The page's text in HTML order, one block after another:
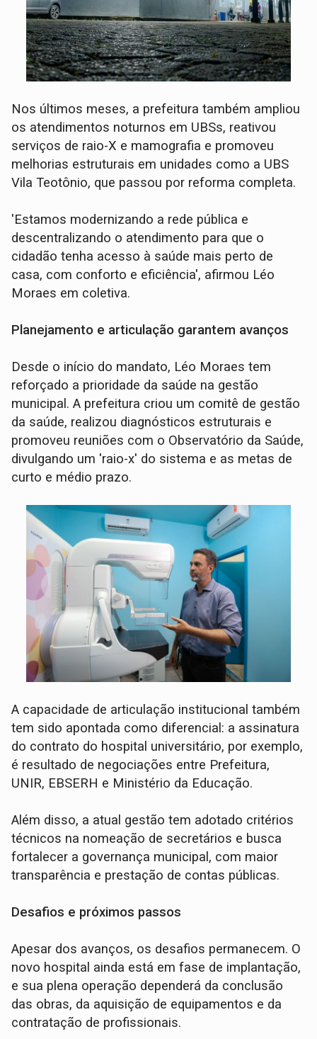
Nos últimos meses, a prefeitura também ampliou
os atendimentos noturnos em UBSs, reativou
serviços de raio-X e mamografia e promoveu
melhorias estruturais em unidades como a UBS
Vila Teotônio, que passou por reforma completa.
'Estamos modernizando a rede pública e
descentralizando o atendimento para que o
cidadão tenha acesso à saúde mais perto de
casa, com conforto e eficiência', afirmou Léo
Moraes em coletiva.
Planejamento e articulação garantem avanços
Desde o início do mandato, Léo Moraes tem
reforçado a prioridade da saúde na gestão
municipal. A prefeitura criou um comitê de gestão
da saúde, realizou diagnósticos estruturais e
promoveu reuniões com o Observatório da Saúde,
divulgando um 'raio-x' do sistema e as metas de
curto e médio prazo.
A capacidade de articulação institucional também
tem sido apontada como diferencial: a assinatura
do contrato do hospital universitário, por exemplo,
é resultado de negociações entre Prefeitura,
UNIR, EBSERH e Ministério da Educação.
Além disso, a atual gestão tem adotado critérios
técnicos na nomeação de secretários e busca
fortalecer a governança municipal, com maior
transparência e prestação de contas públicas.
Desafios e próximos passos
Apesar dos avanços, os desafios permanecem. O
novo hospital ainda está em fase de implantação,
e sua plena operação dependerá da conclusão
das obras, da aquisição de equipamentos e da
contratação de profissionais.